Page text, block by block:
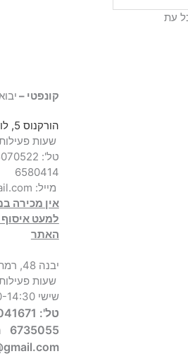
עת
קונפטי –
הורקנוס 5, לוד
שעות פעילות: א-ה
טל': 077-5070522
מייל:
אין מכירה
למעט
האתר
יבנה 48, רמת השרון – חנות היבואן
שישי 08:00-14:30
6735055